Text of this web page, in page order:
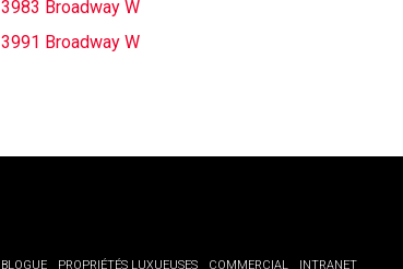
3983 Broadway W
3991 Broadway W
BLOGUE PROPRIÉTÉS LUXUEUSES COMMERCIAL
INTRANET